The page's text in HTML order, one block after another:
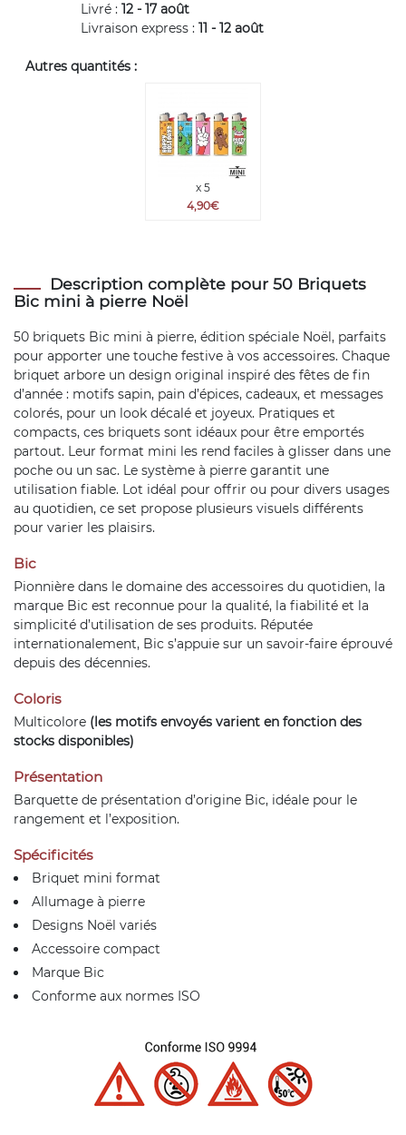
Livré : 12 - 17 août
Livraison express : 11 - 12 août
Autres quantités :
x 5
4,90€
Description complète pour 50 Briquets
Bic mini à pierre Noël
50 briquets Bic mini à pierre, édition spéciale Noël, parfaits
pour apporter une touche festive à vos accessoires. Chaque
briquet arbore un design original inspiré des fêtes de fin
d’année : motifs sapin, pain d’épices, cadeaux, et messages
colorés, pour un look décalé et joyeux. Pratiques et
compacts, ces briquets sont idéaux pour être emportés
partout. Leur format mini les rend faciles à glisser dans une
poche ou un sac. Le système à pierre garantit une
utilisation fiable. Lot idéal pour offrir ou pour divers usages
au quotidien, ce set propose plusieurs visuels différents
pour varier les plaisirs.
Bic
Pionnière dans le domaine des accessoires du quotidien, la
marque Bic est reconnue pour la qualité, la fiabilité et la
simplicité d’utilisation de ses produits. Réputée
internationalement, Bic s’appuie sur un savoir-faire éprouvé
depuis des décennies.
Coloris
Multicolore (les motifs envoyés varient en fonction des
stocks disponibles)
Présentation
Barquette de présentation d’origine Bic, idéale pour le
rangement et l’exposition.
Spécificités
Briquet mini format
Allumage à pierre
Designs Noël variés
Accessoire compact
Marque Bic
Conforme aux normes ISO